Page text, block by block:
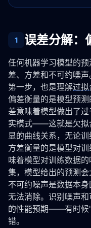
1 误差分解：
任何机器学习模型的
差、方差和不可约噪
第一步，也是理解过拟
偏差衡量的是模型预
差意味着模型做出了
实模式——这就是欠拟
显的曲线关系，无论训
方差衡量的是模型对
味着模型对训练数据
集，模型给出的预测
不可约噪声是数据本
无法消除。识别噪声
的性能预期——有时候
错。